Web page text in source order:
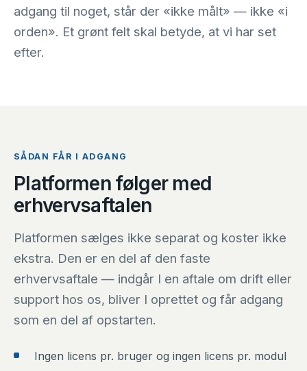
adgang til noget, står der «ikke målt» — ikke «i
orden». Et grønt felt skal betyde, at vi har set
efter.
SÅDAN FÅR I ADGANG
Platformen følger med
erhvervsaftalen
Platformen sælges ikke separat og koster ikke
ekstra. Den er en del af den faste
erhvervsaftale — indgår I en aftale om drift eller
support hos os, bliver I oprettet og får adgang
som en del af opstarten.
Ingen licens pr. bruger og ingen licens pr. modul